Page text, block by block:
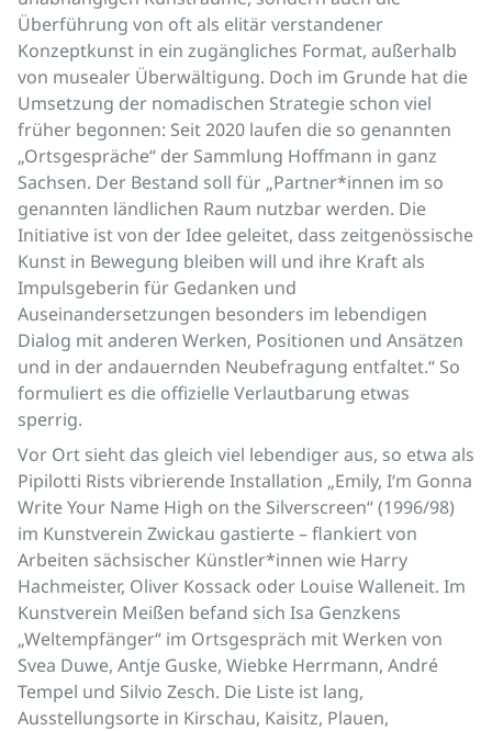
Überführung von oft als elitär verstandener
Konzeptkunst in ein zugängliches Format, außerhalb
von musealer Überwältigung. Doch im Grunde hat die
Umsetzung der nomadischen Strategie schon viel
früher begonnen: Seit 2020 laufen die so genannten
„Ortsgespräche“ der Sammlung Hoffmann in ganz
Sachsen. Der Bestand soll für „Partner*innen im so
genannten ländlichen Raum nutzbar werden. Die
Initiative ist von der Idee geleitet, dass zeitgenössische
Kunst in Bewegung bleiben will und ihre Kraft als
Impulsgeberin für Gedanken und
Auseinandersetzungen besonders im lebendigen
Dialog mit anderen Werken, Positionen und Ansätzen
und in der andauernden Neubefragung entfaltet.“ So
formuliert es die offizielle Verlautbarung etwas
sperrig.
Vor Ort sieht das gleich viel lebendiger aus, so etwa als
Pipilotti Rists vibrierende Installation „Emily, I‘m Gonna
Write Your Name High on the Silverscreen“ (1996/98)
im Kunstverein Zwickau gastierte – flankiert von
Arbeiten sächsischer Künstler*innen wie Harry
Hachmeister, Oliver Kossack oder Louise Walleneit. Im
Kunstverein Meißen befand sich Isa Genzkens
„Weltempfänger“ im Ortsgespräch mit Werken von
Svea Duwe, Antje Guske, Wiebke Herrmann, André
Tempel und Silvio Zesch. Die Liste ist lang,
Ausstellungsorte in Kirschau, Kaisitz, Plauen,